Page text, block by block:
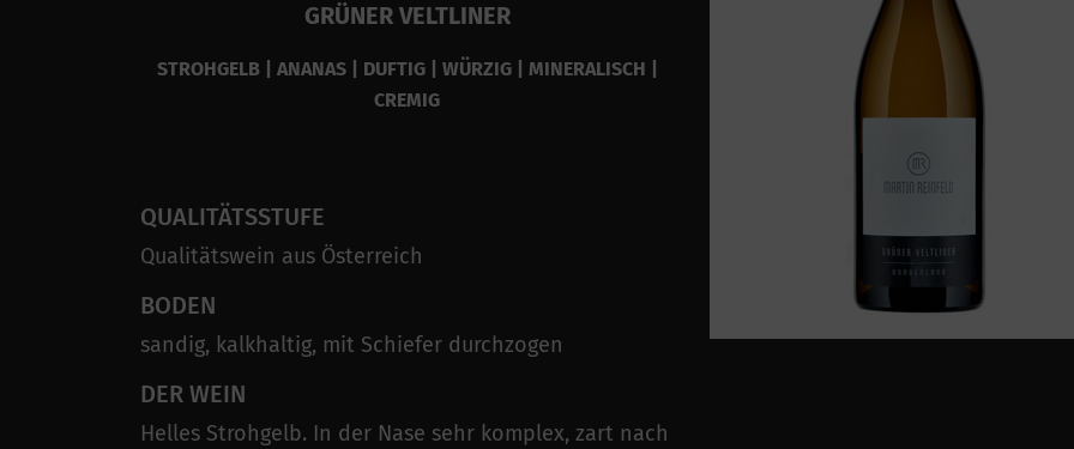
GRÜNER VELTLINER
STROHGELB | ANANAS | DUFTIG | WÜRZIG | MINERALISCH |
CREMIG
QUALITÄTSSTUFE
Qualitätswein aus Österreich
BODEN
sandig, kalkhaltig, mit Schiefer durchzogen
DER WEIN
Helles Strohgelb. In der Nase sehr komplex, zart nach